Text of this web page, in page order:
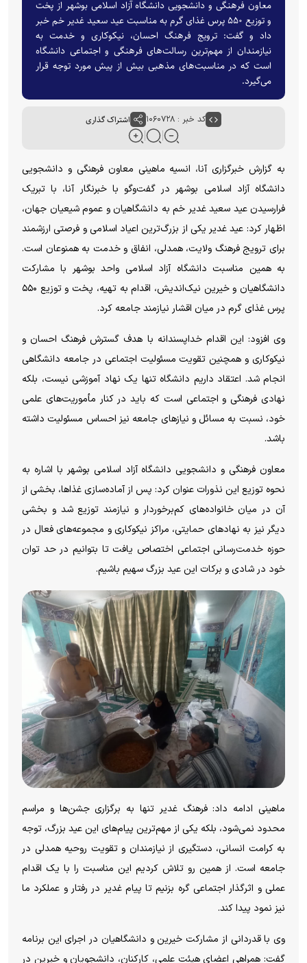
معاون فرهنگی و دانشجویی دانشگاه آزاد اسلامی بوشهر از پخت
و توزیع ۵۵۰ پرس غذای گرم به مناسبت عید سعید غدیر خم خبر
داد و گفت: ترویج فرهنگ احسان، نیکوکاری و خدمت به
نیازمندان از مهم‌ترین رسالت‌های فرهنگی و اجتماعی دانشگاه
است که در مناسبت‌های مذهبی بیش از پیش مورد توجه قرار
می‌گیرد.
کد خبر : ۱۰۶۰۷۲۸ اشتراک گذاری
به گزارش خبرگزاری آنا، انسیه ماهینی معاون فرهنگی و دانشجویی
دانشگاه آزاد اسلامی بوشهر در گفت‌و‌گو با خبرنگار آنا، با تبریک
فرارسیدن عید سعید غدیر خم به دانشگاهیان و عموم شیعیان جهان،
اظهار کرد: عید غدیر یکی از بزرگ‌ترین اعیاد اسلامی و فرصتی ارزشمند
برای ترویج فرهنگ ولایت، همدلی، انفاق و خدمت به همنوعان است.
به همین مناسبت دانشگاه آزاد اسلامی واحد بوشهر با مشارکت
دانشگاهیان و خیرین نیک‌اندیش، اقدام به تهیه، پخت و توزیع ۵۵۰
پرس غذای گرم در میان اقشار نیازمند جامعه کرد.
وی افزود: این اقدام خداپسندانه با هدف گسترش فرهنگ احسان و
نیکوکاری و همچنین تقویت مسئولیت اجتماعی در جامعه دانشگاهی
انجام شد. اعتقاد داریم دانشگاه تنها یک نهاد آموزشی نیست، بلکه
نهادی فرهنگی و اجتماعی است که باید در کنار مأموریت‌های علمی
خود، نسبت به مسائل و نیاز‌های جامعه نیز احساس مسئولیت داشته
باشد.
معاون فرهنگی و دانشجویی دانشگاه آزاد اسلامی بوشهر با اشاره به
نحوه توزیع این نذورات عنوان کرد: پس از آماده‌سازی غذاها، بخشی از
آن در میان خانواده‌های کم‌برخوردار و نیازمند توزیع شد و بخشی
دیگر نیز به نهاد‌های حمایتی، مراکز نیکوکاری و مجموعه‌های فعال در
حوزه خدمت‌رسانی اجتماعی اختصاص یافت تا بتوانیم در حد توان
خود در شادی و برکات این عید بزرگ سهیم باشیم.
ماهینی ادامه داد: فرهنگ غدیر تنها به برگزاری جشن‌ها و مراسم
محدود نمی‌شود، بلکه یکی از مهم‌ترین پیام‌های این عید بزرگ، توجه
به کرامت انسانی، دستگیری از نیازمندان و تقویت روحیه همدلی در
جامعه است. از همین رو تلاش کردیم این مناسبت را با یک اقدام
عملی و اثرگذار اجتماعی گره بزنیم تا پیام غدیر در رفتار و عملکرد ما
نیز نمود پیدا کند.
وی با قدردانی از مشارکت خیرین و دانشگاهیان در اجرای این برنامه
گفت: همراهی اعضای هیئت علمی، کارکنان، دانشجویان و خیرین در